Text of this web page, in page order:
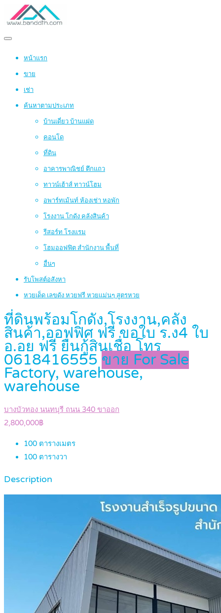
หน้าแรก
ขาย
เช่า
ค้นหาตามประเภท
บ้านเดี่ยว บ้านแฝด
คอนโด
ที่ดิน
อาคารพาณิชย์ ตึกแถว
ทาวน์เฮ้าส์ ทาวน์โฮม
อพาร์ทเม้นท์ ห้องเช่า หอพัก
โรงงาน โกดัง คลังสินค้า
รีสอร์ท โรงแรม
โฮมออฟฟิต สำนักงาน พื้นที่
อื่นๆ
รับโพสต์อสังหา
หวยเด็ด เลขดัง หวยฟรี หวยแม่นๆ สูตรหวย
ที่ดินพร้อมโกดัง,โรงงาน,คลัง
สินค้า,ออฟฟิศ ฟรี ขอใบ ร.ง4 ใบ
อ.อย ฟรี ยื่นกู้สินเชื่อ โทร
0618416555 ขาย For Sale
Factory, warehouse,
warehouse
บางบัวทอง นนทบุรี ถนน 340 ขาออก
2,800,000฿
100 ตารางเมตร
100 ตารางวา
Description